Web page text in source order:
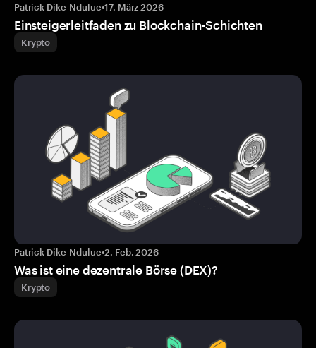
Patrick Dike-Ndulue•17. März 2026
Einsteigerleitfaden zu Blockchain-Schichten
Krypto
Patrick Dike-Ndulue•2. Feb. 2026
Was ist eine dezentrale Börse (DEX)?
Krypto